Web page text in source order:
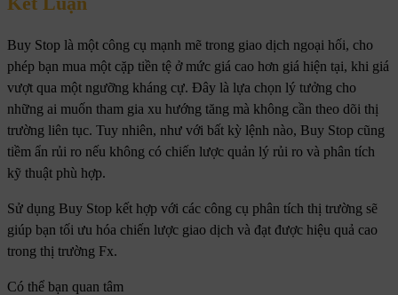
Buy Stop là một công cụ mạnh mẽ trong giao dịch ngoại hối, cho
phép bạn mua một cặp tiền tệ ở mức giá cao hơn giá hiện tại, khi giá
vượt qua một ngưỡng kháng cự. Đây là lựa chọn lý tưởng cho
những ai muốn tham gia xu hướng tăng mà không cần theo dõi thị
trường liên tục. Tuy nhiên, như với bất kỳ lệnh nào, Buy Stop cũng
tiềm ẩn rủi ro nếu không có chiến lược quản lý rủi ro và phân tích
kỹ thuật phù hợp.
Sử dụng Buy Stop kết hợp với các công cụ phân tích thị trường sẽ
giúp bạn tối ưu hóa chiến lược giao dịch và đạt được hiệu quả cao
trong thị trường Fx.
Có thể bạn quan tâm